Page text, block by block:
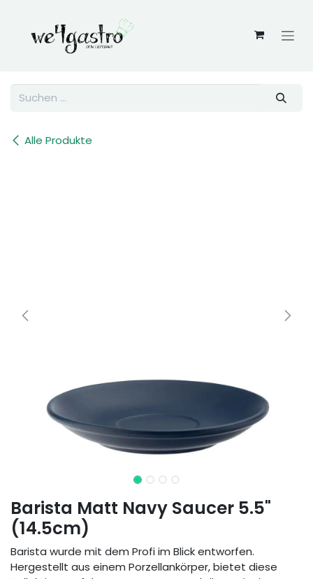
Alle Produkte
Barista Matt Navy Saucer 5.5"
(14.5cm)
Barista wurde mit dem Profi im Blick entworfen.
Hergestellt aus einem Porzellankörper, bietet diese